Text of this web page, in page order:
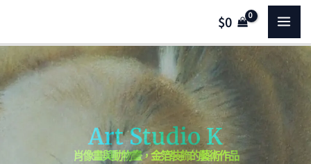
主
要
內
容
$0
Art Studio K
肖像畫與動物畫，金箔裝飾的藝術作品